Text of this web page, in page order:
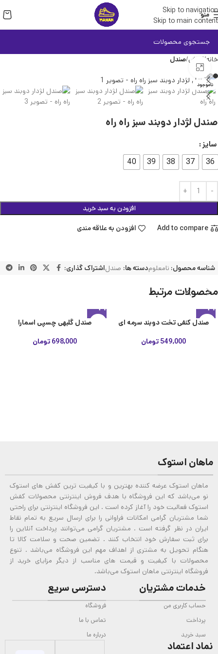
Skip to navigation
Skip to main content
منو
خانه کفش صندل
ناموجود
صندل لژدار دوبند سبز راه راه
سایز
36
37
38
39
40
افزودن به سبد خرید
Add to compare افزودن به علاقه مندی
شناسه محصول: نامعلومدسته ها: صندلاشتراک گذاری:
محصولات مرتبط
صندل کنفی تخت دوبند سرمه ای
549,000 تومان
صندل گلبهی چسپی اسمارا
698,000 تومان
ماهان استوک
ماهان استوک عرضه کننده بهترین و با کیفیت ترین کفش های استوک
نو می‌باشد که این فروشگاه با هدف فروش اینترنتی محصولات کفش
استوک فعالیت خود را آغاز کرده است . این فروشگاه اینترنتی برای راحتی
شما مشتریان گرامی امکانات فراوانی را برای ارسال سریع به تمام نقاط
ایران در نظر گرفته است . مشتریان گرامی می‌توانند پرداخت آنلاین را
برای ثبت سفارش خود انتخاب کنند . تضمین صحت و سلامت کالا تا
هنگام تحویل به مشتری از اهداف مهم این فروشگاه می‌باشد . تنوع
محصولات با کیفیت و قیمت های مناسب از دیگر مزایای خرید از
فروشگاه اینترنتی ماهان استوک می‌باشد.
خدمات مشتریان
حساب کاربری من
پرداخت
سبد خرید
دسترسی سریع
فروشگاه
تماس با ما
درباره ما
نماد اعتماد